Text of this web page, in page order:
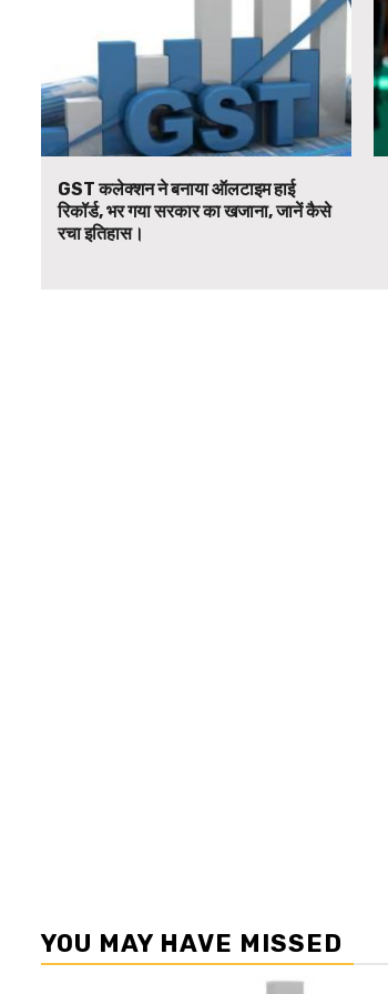
GST कलेक्शन ने बनाया ऑलटाइम हाई
रिकॉर्ड, भर गया सरकार का खजाना, जानें कैसे
रचा इतिहास।
YOU MAY HAVE MISSED